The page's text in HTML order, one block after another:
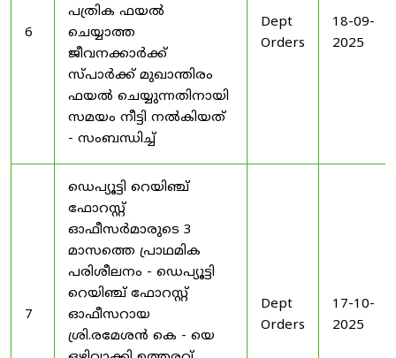
6
പത്രിക ഫയൽ
ചെയ്യാത്ത
ജീവനക്കാർക്ക്
സ്പാർക്ക് മുഖാന്തിരം
ഫയൽ ചെയ്യുന്നതിനായി
സമയം നീട്ടി നൽകിയത്
- സംബന്ധിച്ച്
Dept
Orders
18-09-
2025
7
ഡെപ്യൂട്ടി റെയിഞ്ച്
ഫോറസ്റ്റ്
ഓഫീസർമാരുടെ 3
മാസത്തെ പ്രാഥമിക
പരിശീലനം - ഡെപ്യൂട്ടി
റെയിഞ്ച് ഫോറസ്റ്റ്
ഓഫീസറായ
ശ്രി.രമേശൻ കെ - യെ
Dept
Orders
17-10-
2025